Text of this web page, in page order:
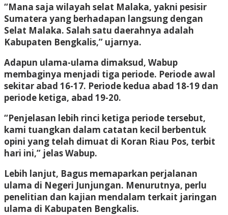
“Mana saja wilayah selat Malaka, yakni pesisir
Sumatera yang berhadapan langsung dengan
Selat Malaka. Salah satu daerahnya adalah
Kabupaten Bengkalis,” ujarnya.
Adapun ulama-ulama dimaksud, Wabup
membaginya menjadi tiga periode. Periode awal
sekitar abad 16-17. Periode kedua abad 18-19 dan
periode ketiga, abad 19-20.
“Penjelasan lebih rinci ketiga periode tersebut,
kami tuangkan dalam catatan kecil berbentuk
opini yang telah dimuat di Koran Riau Pos, terbit
hari ini,” jelas Wabup.
Lebih lanjut, Bagus memaparkan perjalanan
ulama di Negeri Junjungan. Menurutnya, perlu
penelitian dan kajian mendalam terkait jaringan
ulama di Kabupaten Bengkalis.